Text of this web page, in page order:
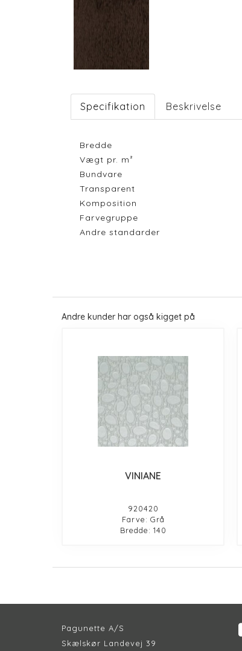
Specifikation Beskrivelse
Bredde
Vægt pr. m²
Bundvare
Transparent
Komposition
Farvegruppe
Andre standarder
Andre kunder har også kigget på
VINIANE
920420
Farve: Grå
Bredde: 140
Pagunette A/S
Skælskør Landevej 39